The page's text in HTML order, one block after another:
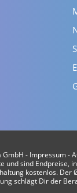
GmbH - Impressum-
und sind Endpreise,
kostenlos.
schlägt Dir der